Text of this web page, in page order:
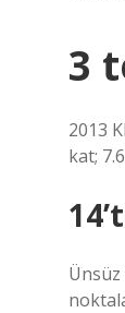
3
2013
kat;
Ünsüz